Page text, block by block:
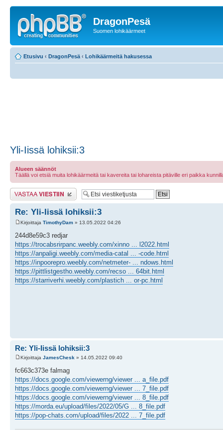
DragonPesä
Suomen lohikäärmeet
Etusivu ‹ DragonPesä ‹ Lohikäärmeitä hakusessa
Yli-Iissä lohiksii:3
Alueen säännöt
Täällä voi etsiä muita lohikäärmeitä tai kavereita tai lohareista pitäville eri paikka
Lähetä vastaus
Re: Yli-Iissä lohiksii:3
Kirjoittaja TimothyDam » 13.05.2022 04:26
244d8e59c3 redjar
https://trocabsrirpanc.weebly.com/xinno ... l2022.html
https://anpaligi.weebly.com/media-catal ... -code.html
https://inpoorepro.weebly.com/netmeter- ... ndows.html
https://pittlistgestho.weebly.com/recso ... 64bit.html
https://starriverhi.weebly.com/plastich ... or-pc.html
Re: Yli-Iissä lohiksii:3
Kirjoittaja JamesChesk » 14.05.2022 09:40
fc663c373e falmag
https://docs.google.com/viewerng/viewer ... a_file.pdf
https://docs.google.com/viewerng/viewer ... 7_file.pdf
https://docs.google.com/viewerng/viewer ... 8_file.pdf
https://morda.eu/upload/files/2022/05/G ... 8_file.pdf
https://pop-chats.com/upload/files/2022 ... 7_file.pdf